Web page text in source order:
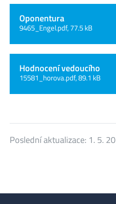
Oponentura
9465_Engel.pdf, 77.5 kB
Hodnocení vedoucího
15581_horova.pdf, 89.1 kB
Poslední aktualizace: 1. 5.